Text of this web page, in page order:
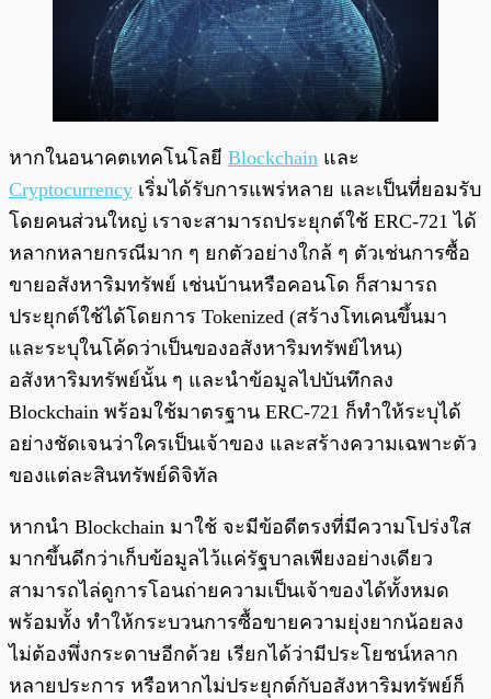
หากในอนาคตเทคโนโลยี Blockchain และ
Cryptocurrency เริ่มได้รับการแพร่หลาย และเป็นที่ยอมรับ
โดยคนส่วนใหญ่ เราจะสามารถประยุกต์ใช้ ERC-721 ได้
หลากหลายกรณีมาก ๆ ยกตัวอย่างใกล้ ๆ ตัวเช่นการซื้อ
ขายอสังหาริมทรัพย์ เช่นบ้านหรือคอนโด ก็สามารถ
ประยุกต์ใช้ได้โดยการ Tokenized (สร้างโทเคนขึ้นมา
และระบุในโค้ดว่าเป็นของอสังหาริมทรัพย์ไหน)
อสังหาริมทรัพย์นั้น ๆ และนำข้อมูลไปบันทึกลง
Blockchain พร้อมใช้มาตรฐาน ERC-721 ก็ทำให้ระบุได้
อย่างชัดเจนว่าใครเป็นเจ้าของ และสร้างความเฉพาะตัว
ของแต่ละสินทรัพย์ดิจิทัล
หากนำ Blockchain มาใช้ จะมีข้อดีตรงที่มีความโปร่งใส
มากขึ้นดีกว่าเก็บข้อมูลไว้แค่รัฐบาลเพียงอย่างเดียว
สามารถไล่ดูการโอนถ่ายความเป็นเจ้าของได้ทั้งหมด
พร้อมทั้ง ทำให้กระบวนการซื้อขายความยุ่งยากน้อยลง
ไม่ต้องพึ่งกระดาษอีกด้วย เรียกได้ว่ามีประโยชน์หลาก
หลายประการ หรือหากไม่ประยุกต์กับอสังหาริมทรัพย์ก็